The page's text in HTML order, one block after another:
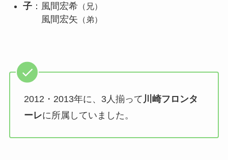
子：風間宏希（兄）
風間宏矢 （弟）
2012・2013年に、3人揃って 川崎フロンタ
ーレに所属していました。